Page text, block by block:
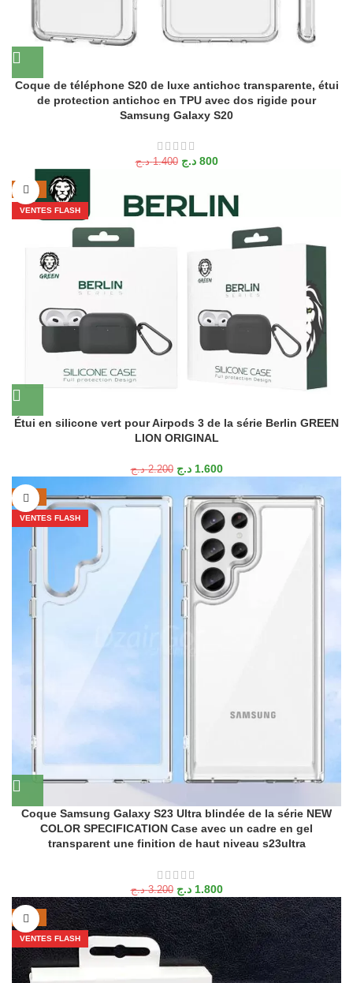
Coque de téléphone S20 de luxe antichoc transparente, étui
de protection antichoc en TPU avec dos rigide pour
Samsung Galaxy S20
1.400 د.ج 800 د.ج
-27%
VENTES FLASH
Étui en silicone vert pour Airpods 3 de la série Berlin GREEN
LION ORIGINAL
2.200 د.ج 1.600 د.ج
-44%
VENTES FLASH
Coque Samsung Galaxy S23 Ultra blindée de la série NEW
COLOR SPECIFICATION Case avec un cadre en gel
transparent une finition de haut niveau s23ultra
3.200 د.ج 1.800 د.ج
-29%
VENTES FLASH